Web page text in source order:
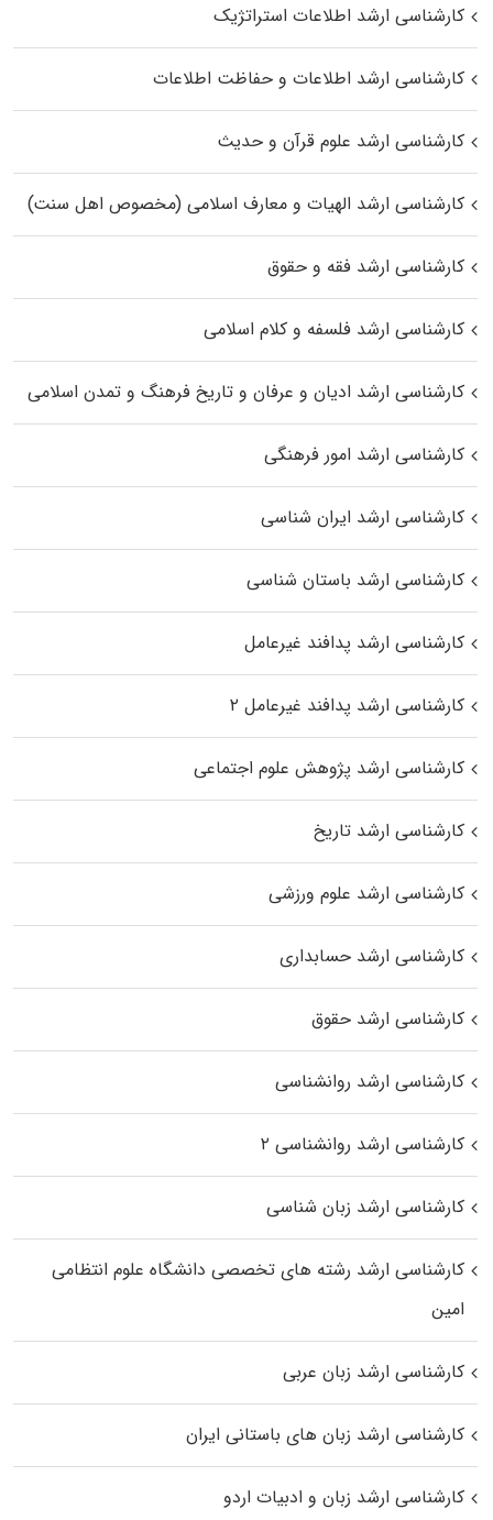
کارشناسی ارشد اطلاعات استراتژیک
کارشناسی ارشد اطلاعات و حفاظت اطلاعات
کارشناسی ارشد علوم قرآن و حدیث
کارشناسی ارشد الهیات و معارف اسلامی (مخصوص اهل سنت)
کارشناسی ارشد فقه و حقوق
کارشناسی ارشد فلسفه و کلام اسلامی
کارشناسی ارشد ادیان و عرفان و تاریخ فرهنگ و تمدن اسلامی
کارشناسی ارشد امور فرهنگی
کارشناسی ارشد ایران شناسی
کارشناسی ارشد باستان شناسی
کارشناسی ارشد پدافند غیرعامل
کارشناسی ارشد پدافند غیرعامل ۲
کارشناسی ارشد پژوهش علوم اجتماعی
کارشناسی ارشد تاریخ
کارشناسی ارشد علوم ورزشی
کارشناسی ارشد حسابداری
کارشناسی ارشد حقوق
کارشناسی ارشد روانشناسی
کارشناسی ارشد روانشناسی ۲
کارشناسی ارشد زبان شناسی
کارشناسی ارشد رﺷﺘﻪ ﻫﺎی تخصصی داﻧﺸﮕﺎه ﻋﻠﻮم انتظامی
اﻣﻴﻦ
کارشناسی ارشد زبان عربی
کارشناسی ارشد زبان‌ های باستانی ایران
کارشناسی ارشد زبان و ادبیات اردو